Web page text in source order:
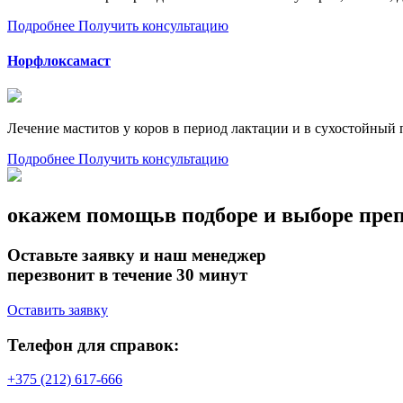
Подробнее Получить консультацию
Норфлоксамаст
Лечение маститов у коров в период лактации и в сухостойный
Подробнее Получить консультацию
окажем помощьв подборе и выборе
Оставьте заявку и наш менеджер
перезвонит в течение 30 минут
Оставить заявку
Телефон для справок:
+375 (212) 617-666